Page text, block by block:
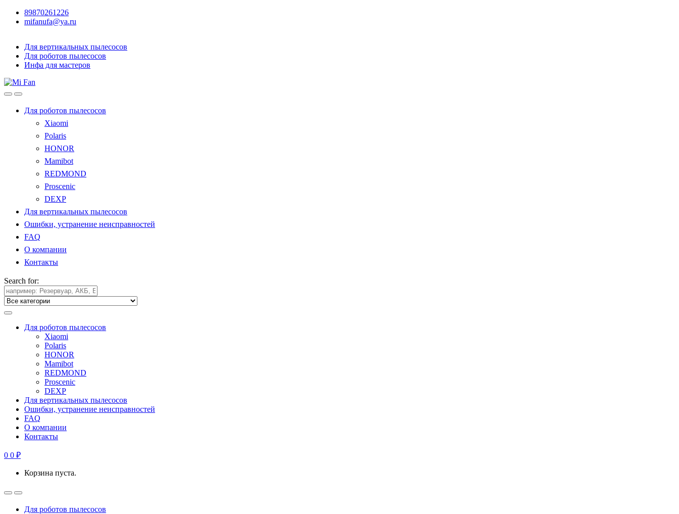
89870261226
mifanufa@ya.ru
Для вертикальных пылесосов
Для роботов пылесосов
Инфа для мастеров
Для роботов пылесосов
Xiaomi
Polaris
HONOR
Mamibot
REDMOND
Proscenic
DEXP
Для вертикальных пылесосов
Ошибки, устранение неисправностей
FAQ
О компании
Контакты
Search for:
Для роботов пылесосов
Xiaomi
Polaris
HONOR
Mamibot
REDMOND
Proscenic
DEXP
Для вертикальных пылесосов
Ошибки, устранение неисправностей
FAQ
О компании
Контакты
0 0 ₽
Корзина пуста.
Для роботов пылесосов